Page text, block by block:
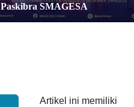
Paskibra SMAGESA
Artikel ini memiliki